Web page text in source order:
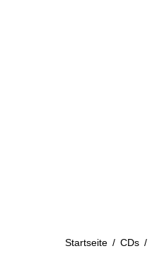
Startseite / CDs /